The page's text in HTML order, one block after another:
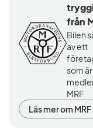
från
Bilen
av ett
som är
MRF
Läs mer om MRF